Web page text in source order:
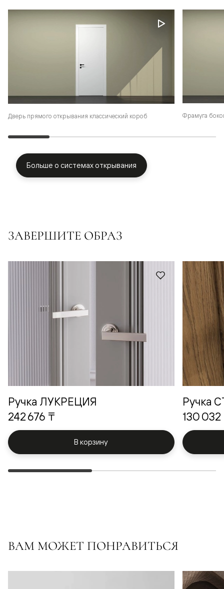
Дверь прямого открывания классический короб Фрамуга
Больше о системах открывания
ЗАВЕРШИТЕ ОБРАЗ
Ручка ЛУКРЕЦИЯ
242 676 ₸
В корзину
Ручка
130 032
ВАМ МОЖЕТ ПОНРАВИТЬСЯ